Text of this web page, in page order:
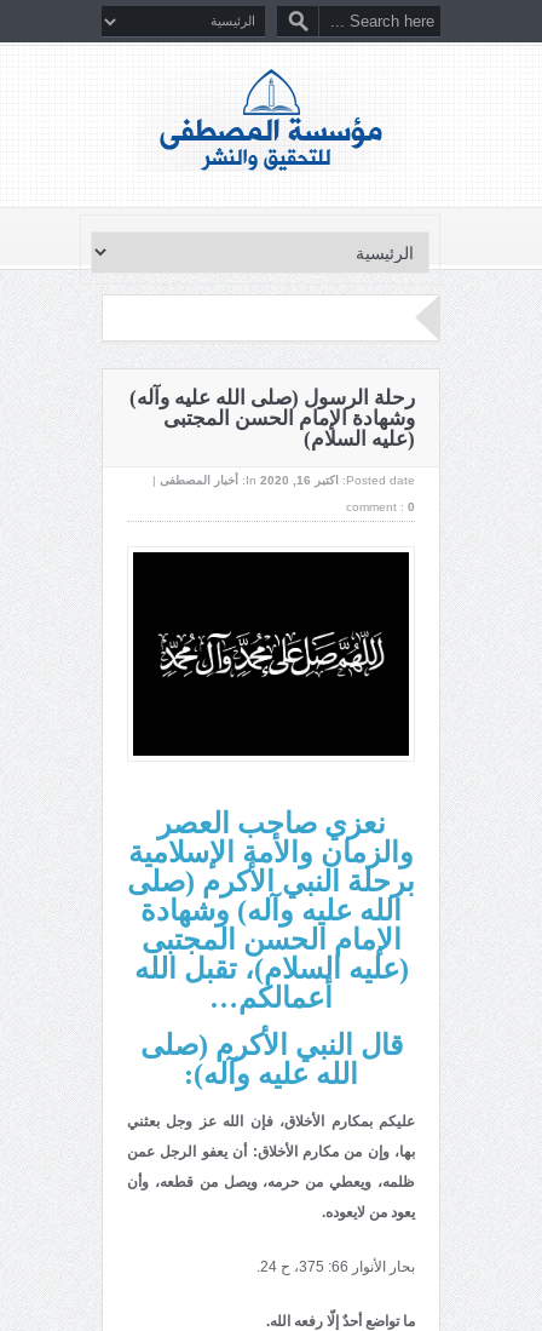
رحلة الرسول (صلى الله عليه وآله)
وشهادة الإمام الحسن المجتبى
(عليه السلام)
Posted date: اکتبر 16, 2020 In: أخبار المصطفى |
comment : 0
نعزي صاحب العصر
والزمان والأمة الإسلامية
برحلة النبي الأكرم (صلى
الله عليه وآله) وشهادة
الإمام الحسن المجتبى
(عليه السلام)، تقبل الله
أعمالكم…
قال النبي الأكرم (صلى
الله عليه وآله):
علیكم بمكارم الأخلاق، فإن الله عز وجل بعثني
بها، وإن من مكارم الأخلاق: أن یعفو الرجل عمن
ظلمه، ویعطي من حرمه، ویصل من قطعه، وأن
یعود من لایعوده.
بحار الأنوار 66: 375، ح 24.
ما تواضع أحدٌ إلّا رفعه الله.